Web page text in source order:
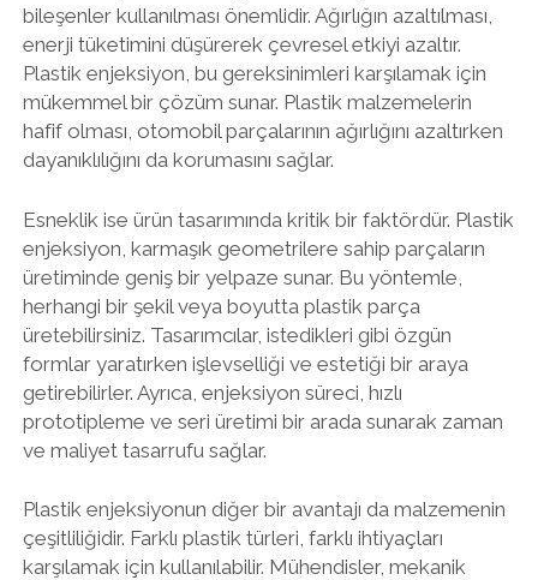
bileşenler kullanılması önemlidir. Ağırlığın azaltılması,
enerji tüketimini düşürerek çevresel etkiyi azaltır.
Plastik enjeksiyon, bu gereksinimleri karşılamak için
mükemmel bir çözüm sunar. Plastik malzemelerin
hafif olması, otomobil parçalarının ağırlığını azaltırken
dayanıklılığını da korumasını sağlar.
Esneklik ise ürün tasarımında kritik bir faktördür. Plastik
enjeksiyon, karmaşık geometrilere sahip parçaların
üretiminde geniş bir yelpaze sunar. Bu yöntemle,
herhangi bir şekil veya boyutta plastik parça
üretebilirsiniz. Tasarımcılar, istedikleri gibi özgün
formlar yaratırken işlevselliği ve estetiği bir araya
getirebilirler. Ayrıca, enjeksiyon süreci, hızlı
prototipleme ve seri üretimi bir arada sunarak zaman
ve maliyet tasarrufu sağlar.
Plastik enjeksiyonun diğer bir avantajı da malzemenin
çeşitliliğidir. Farklı plastik türleri, farklı ihtiyaçları
karşılamak için kullanılabilir. Mühendisler, mekanik